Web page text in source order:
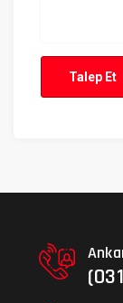
Talep Et